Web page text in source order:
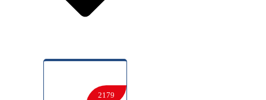
2179